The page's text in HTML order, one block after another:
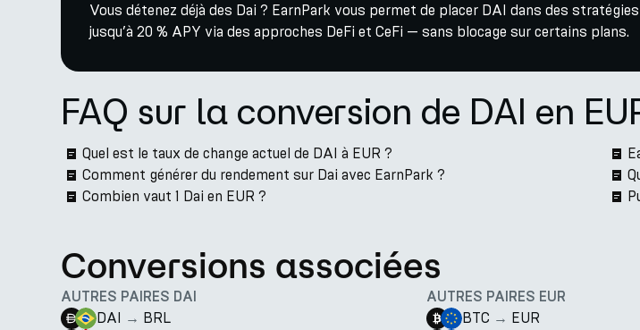
Vous détenez déjà des Dai ? EarnPark vous permet de placer DAI dans des
jusqu’à 20 % APY via des approches DeFi et CeFi — sans blocage sur certains plans.
FAQ sur la conversion de DAI en
Quel est le taux de change actuel de DAI à EUR ?
Comment générer du rendement sur Dai avec EarnPark ?
Combien vaut 1 Dai en EUR ?
Conversions associées
AUTRES PAIRES DAI
DAI → BRL
AUTRES PAIRES EUR
BTC → EUR